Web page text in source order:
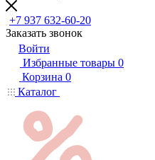
+7 937 632-60-20
Заказать звонок
Войти
Избранные товары 0
Корзина 0
Каталог